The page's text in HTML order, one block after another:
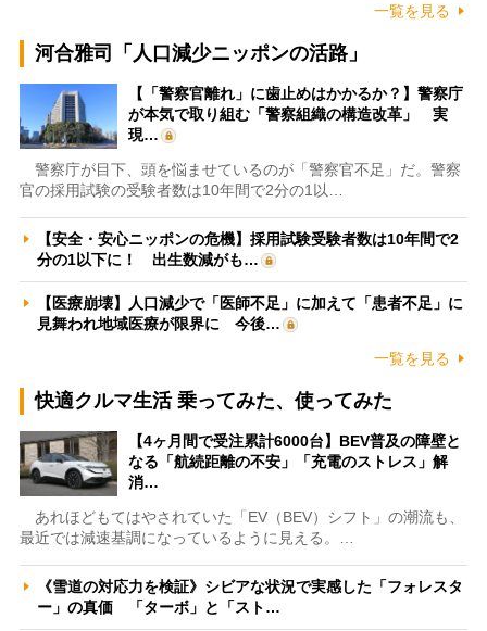
一覧を見る
河合雅司「人口減少ニッポンの活路」
【「警察官離れ」に歯止めはかかるか？】警察庁
が本気で取り組む「警察組織の構造改革」 実
現…
警察庁が目下、頭を悩ませているのが「警察官不足」だ。警察
官の採用試験の受験者数は10年間で2分の1以…
【安全・安心ニッポンの危機】採用試験受験者数は10年間で2
分の1以下に！ 出生数減がも…
【医療崩壊】人口減少で「医師不足」に加えて「患者不足」に
見舞われ地域医療が限界に 今後…
一覧を見る
快適クルマ生活 乗ってみた、使ってみた
【4ヶ月間で受注累計6000台】BEV普及の障壁と
なる「航続距離の不安」「充電のストレス」解
消…
あれほどもてはやされていた「EV（BEV）シフト」の潮流も、
最近では減速基調になっているように見える。…
《雪道の対応力を検証》シビアな状況で実感した「フォレスタ
ー」の真価 「ターボ」と「スト…